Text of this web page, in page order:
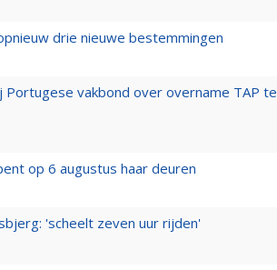
drie nieuwe bestemmingen
vakbond over overname TAP te
op 6 augustus haar deuren
'scheelt zeven uur rijden'